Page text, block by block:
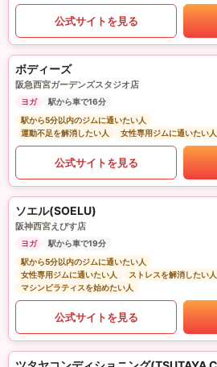
公式サイトを見る
ボディーズ
阪急西宮ガーデンズスタジオ店
ヨガ
駅から車で16分
駅から5分以内のジムに通いたい人
運動不足を解消したい人
女性専用ジムに通いたい人
公式サイトを見る
ソエル(SOELU)
阪神西宮えびす店
ヨガ
駅から車で19分
駅から5分以内のジムに通いたい人
女性専用ジムに通いたい人
ストレスを解消したい人
マシンピラティスを始めたい人
公式サイトを見る